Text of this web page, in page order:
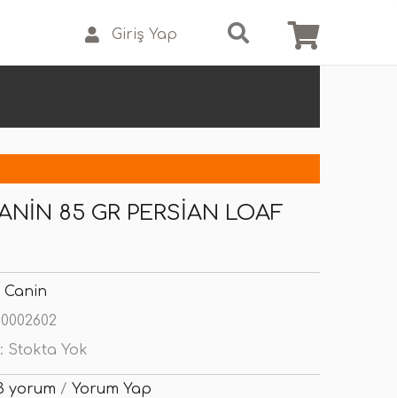
Giriş Yap
85 GR PERSIAN LOAF
Canin
Stokta Yok
yorum / Yorum Yap